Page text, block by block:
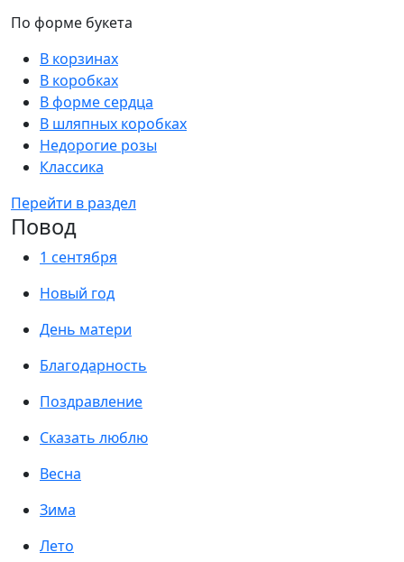
По форме букета
В корзинах
В коробках
В форме сердца
В шляпных коробках
Недорогие розы
Классика
Перейти в раздел
Повод
1 сентября
Новый год
День матери
Благодарность
Поздравление
Сказать люблю
Весна
Зима
Лето